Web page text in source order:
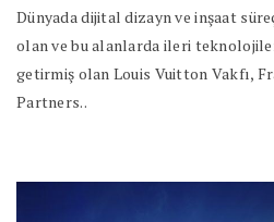
Dünyada dijital dizayn ve inşaat
olan ve bu alanlarda ileri
getirmiş olan Louis Vuitton Vakfı,
Partners..